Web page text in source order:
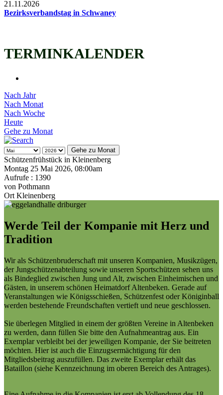
21.11.2026
Bezirksverbandstag in Schwaney
TERMINKALENDER
Nach Jahr
Nach Monat
Nach Woche
Heute
Gehe zu Monat
Gehe zu Monat
Schützenfrühstück in Kleinenberg
Montag 25 Mai 2026, 08:00am
Aufrufe : 1390
von Pothmann
Ort Kleinenberg
Werde Teil der Kompanie mit Herz und
Tradition
Wir als Schützenbruderschaft mit unseren Kompanien, Musikzügen,
der Jungschützenabteilung sowie unseren Sportschützen sehen uns
als Bindeglied zwischen Jung und Alt, zwischen Einheimischen und
Gästen, in unserem schönen Heimatdorf Altenbeken. Gerade auf
Veranstaltungen wie Königsschießen, Schützenfest oder Königinball
werden bestehende Freundschaften vertieft und neue geschlossen.
Sie überlegen Mitglied in einem der größten Vereine in Altenbeken
zu werden, dann füllen Sie bitte den Aufnahmeantrag aus. Ein
Exemplar verbleibt bei der jeweiligen Kompanie, der Sie beitreten
möchten. Hier ist auch die Einzugsermächtigung für den
Mitgliedsbeitrag auszufüllen. Das zweite Exemplar erhält das
Bataillon (siehe Kennzeichnung im oberen Bereich des Antrages).